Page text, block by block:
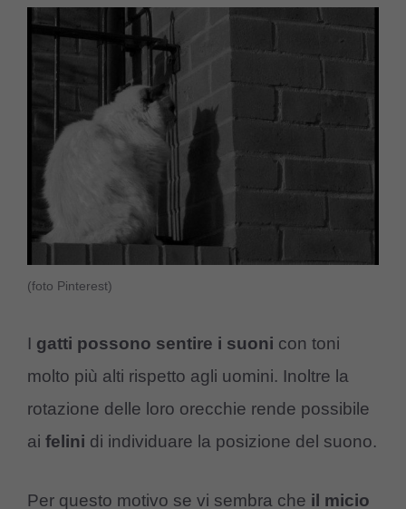
(foto Pinterest)
I gatti possono sentire i suoni con toni
molto più alti rispetto agli uomini. Inoltre la
rotazione delle loro orecchie rende possibile
ai felini di individuare la posizione del suono.
Per questo motivo se vi sembra che il micio